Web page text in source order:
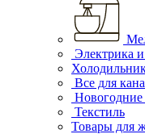
Электрика и
Все для
Новогодние
Текстиль
Товары для